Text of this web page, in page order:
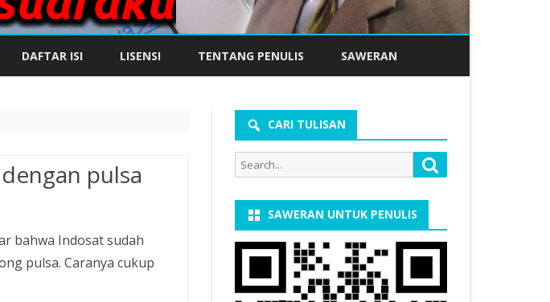
DAFTAR ISI LISENSI TENTANG PENULIS SAWERAN
pulsa
bahwa Indosat sudah
pulsa. Caranya cukup
CARI TULISAN
Search
for:
SAWERAN UNTUK PENULIS